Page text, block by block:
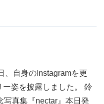
、自身のInstagramを更
姿を披露しました。 鈴
写真集『nectar』本日発